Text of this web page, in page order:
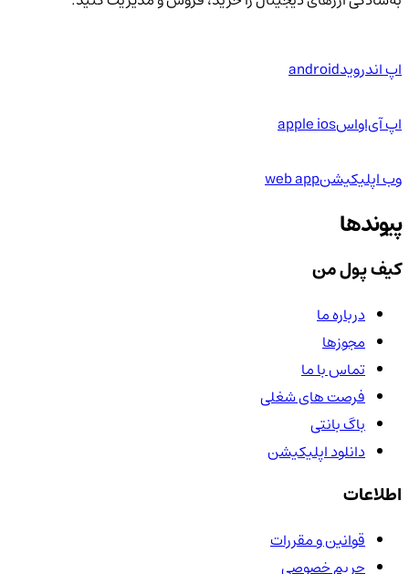
اپ اندرویدandroid
اپ آی‌او‌اسapple ios
وب اپلیکیشنweb app
پیوندها
کیف پول من
درباره ما
مجوزها
تماس با ما
فرصت های شغلی
باگ بانتی
دانلود اپلیکیشن
اطلاعات
قوانین و مقررات
حریم خصوصی